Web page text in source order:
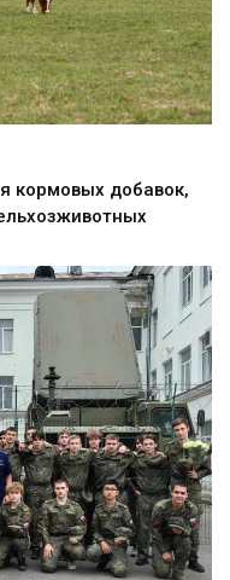
кормовых добавок,